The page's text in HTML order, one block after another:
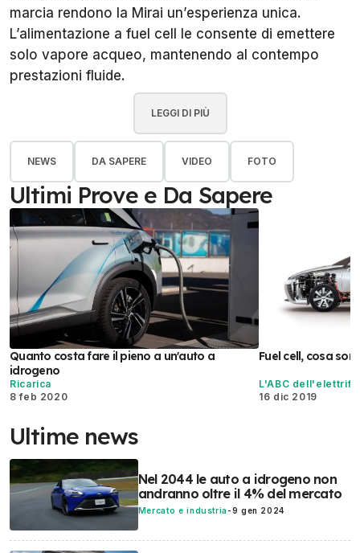
marcia rendono la Mirai un’esperienza unica.
L’alimentazione a fuel cell le consente di emettere
solo vapore acqueo, mantenendo al contempo
prestazioni fluide.
LEGGI DI PIÙ
NEWS DA SAPERE VIDEO FOTO
Ultimi Prove e Da Sapere
Quanto costa fare il pieno a un'auto a
idrogeno
Ricarica
8 feb 2020
Fuel cell, cosa
L'ABC
16 dic 2019
Ultime news
Nel 2044 le auto a idrogeno non
andranno oltre il 4% del mercato
Mercato e industria -9 gen 2024